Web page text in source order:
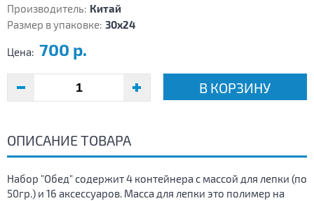
Производитель: Китай
Размер в упаковке: 30х24
Цена: 700 р.
В КОРЗИНУ
ОПИСАНИЕ ТОВАРА
Набор "Обед" содержит 4 контейнера с массой для лепки (по
50гр.) и 16 аксессуаров. Масса для лепки это полимер на